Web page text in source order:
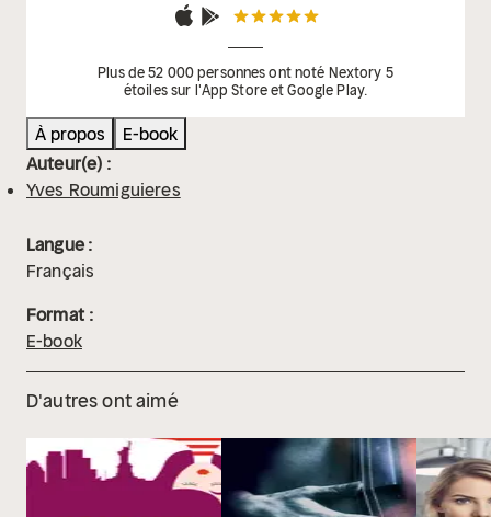
Plus de 52 000 personnes ont noté Nextory 5
étoiles sur l'App Store et Google Play.
À propos
E-book
Auteur(e) :
Yves Roumiguieres
Langue :
Français
Format :
E-book
D'autres ont aimé